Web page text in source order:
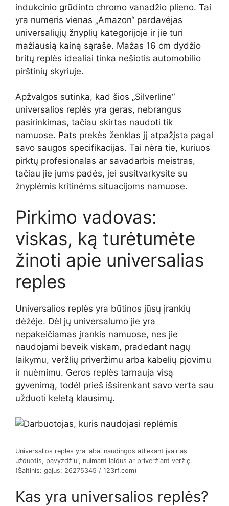
indukcinio grūdinto chromo vanadžio plieno. Tai
yra numeris vienas „Amazon“ pardavėjas
universaliųjų žnyplių kategorijoje ir jie turi
mažiausią kainą sąraše. Mažas 16 cm dydžio
britų replės idealiai tinka nešiotis automobilio
pirštinių skyriuje.
Apžvalgos sutinka, kad šios „Silverline“
universalios replės yra geras, nebrangus
pasirinkimas, tačiau skirtas naudoti tik
namuose. Pats prekės ženklas jį atpažįsta pagal
savo saugos specifikacijas. Tai nėra tie, kuriuos
pirktų profesionalas ar savadarbis meistras,
tačiau jie jums padės, jei susitvarkysite su
žnyplėmis kritinėms situacijoms namuose.
Pirkimo vadovas:
viskas, ką turėtumėte
žinoti apie universalias
reples
Universalios replės yra būtinos jūsų įrankių
dėžėje. Dėl jų universalumo jie yra
nepakeičiamas įrankis namuose, nes jie
naudojami beveik viskam, pradedant nagų
laikymu, veržlių priveržimu arba kabelių pjovimu
ir nuėmimu. Geros replės tarnauja visą
gyvenimą, todėl prieš išsirenkant savo verta sau
užduoti keletą klausimų.
Universalios replės yra labai naudingos atliekant įvairias
užduotis, pavyzdžiui, nuimant laidus ar priveržiant veržlę.
(Šaltinis: gajus: 26275345 / 123rf.com)
Kas yra universalios replės?